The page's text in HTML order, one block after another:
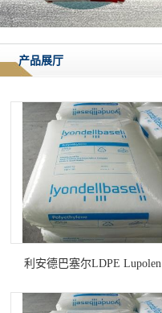
产品展厅
利安德巴塞尔LDPE Lupolen